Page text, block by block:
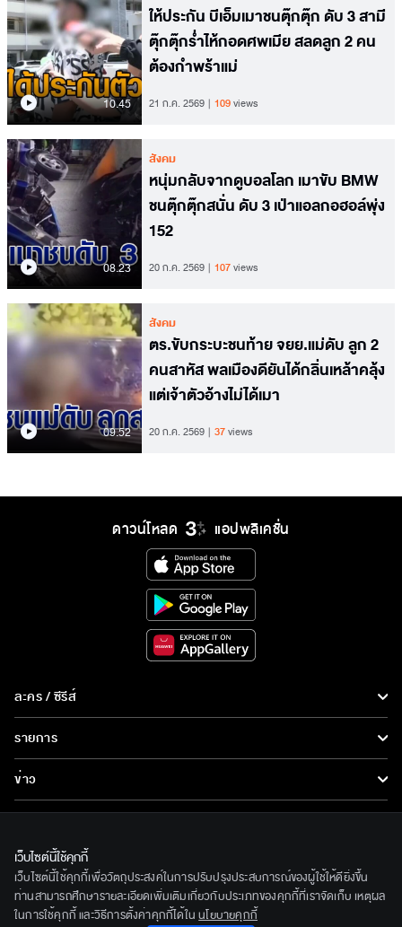
10.45
ให้ประกัน บีเอ็มเมาชนตุ๊กตุ๊ก ดับ 3 สามี
ตุ๊กตุ๊กร่ำไห้กอดศพเมีย สลดลูก 2 คน
ต้องกำพร้าแม่
21 ก.ค. 2569 109views
08.23
สังคม
หนุ่มกลับจากดูบอลโลก เมาขับ BMW
ชนตุ๊กตุ๊กสนั่น ดับ 3 เป่าแอลกอฮอล์พุ่ง
152
20 ก.ค. 2569 107views
09.52
สังคม
ตร.ขับกระบะชนท้าย จยย.แม่ดับ ลูก 2
คนสาหัส พลเมืองดียันได้กลิ่นเหล้าคลุ้ง
แต่เจ้าตัวอ้างไม่ได้เมา
20 ก.ค. 2569 37views
ดาวน์โหลด แอปพลิเคชั่น
ละคร / ซีรีส์
ซีรีส์นานาชาติ
การ์ตูน & เกม
รายการ
ข่าว
ข่าวประชาสัมพันธ์
ทีวีออนไลน์
เกี่ยวกับเรา
BEC World
ติดตามเราได้ที่
เว็บไซต์นี้ใช้คุกกี้
เว็บไซต์นี้ใช้คุกกี้เพื่อวัตถุประสงค์ในการปรับปรุงประสบการณ์ของผู้ใช้ให้ดียิ่งขึ้น
ท่านสามารถศึกษารายละเอียดเพิ่มเติมเกี่ยวกับประเภทของคุกกี้ที่เราจัดเก็บ เหตุผล
ในการใช้คุกกี้ และวิธีการตั้งค่าคุกกี้ได้ใน นโยบายคุกกี้